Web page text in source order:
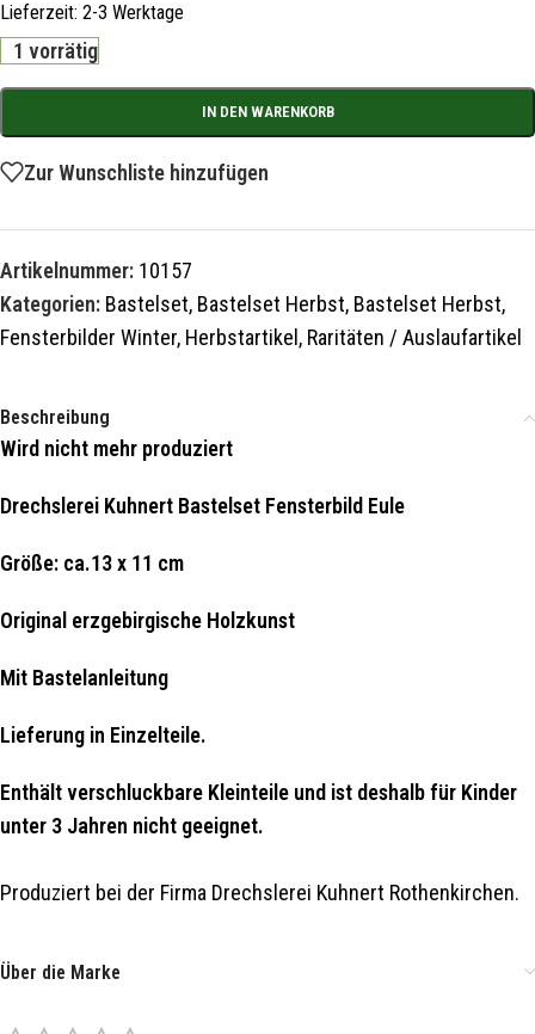
Lieferzeit: 2-3 Werktage
1 vorrätig
IN DEN WARENKORB
Zur Wunschliste hinzufügen
Artikelnummer: 10157
Kategorien: Bastelset, Bastelset Herbst, Bastelset Herbst,
Fensterbilder Winter, Herbstartikel , Raritäten / Auslaufartikel
Beschreibung
Wird nicht mehr produziert
Drechslerei Kuhnert Bastelset Fensterbild Eule
Größe: ca.13 x 11 cm
Original erzgebirgische Holzkunst
Mit Bastelanleitung
Lieferung in Einzelteile.
Enthält verschluckbare Kleinteile und ist deshalb für Kinder
unter 3 Jahren nicht geeignet.
Produziert bei der Firma Drechslerei Kuhnert Rothenkirchen.
Über die Marke